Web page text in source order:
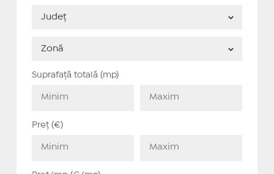
Suprafață totală (mp)
Preț (€)